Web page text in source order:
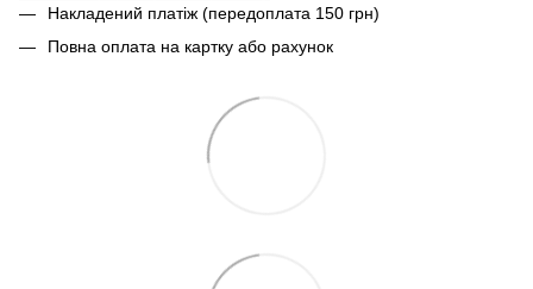
Накладений платіж (передоплата 150 грн)
Повна оплата на картку або рахунок